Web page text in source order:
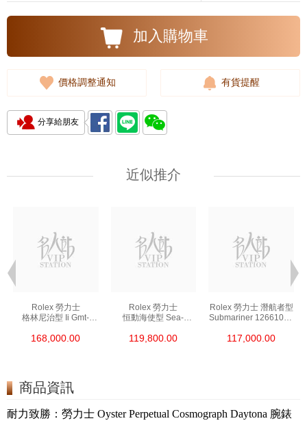
加入購物車
價格調整通知 有貨提醒
分享給朋友
近似推介
Rolex 勞力士
格林尼治型 Ii Gmt-
0002 18kt玫瑰金/鋼
168,000.00
Rolex 勞力士
恒動海使型 Sea-
精鋼 單紅
119,800.00
Rolex 勞力士 潛航者型
Submariner 126610ln-
117,000.00
商品資訊
耐力致勝：勞力士 Oyster Perpetual Cosmograph Daytona 腕錶